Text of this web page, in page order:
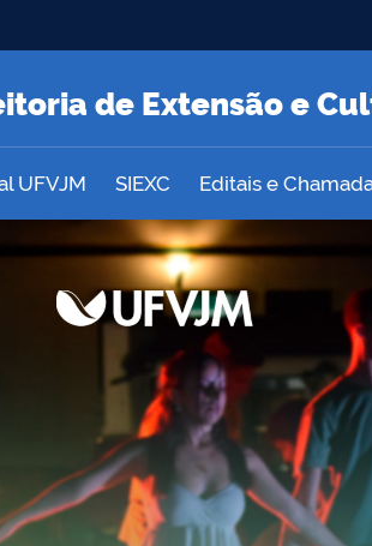
de Extensão e
UFVJM SIEXC Editais e